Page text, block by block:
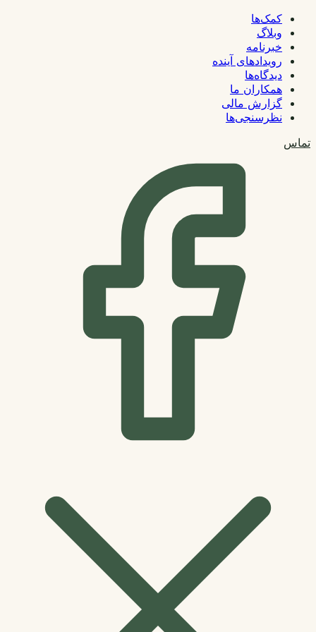
کمک‌ها
وبلاگ
خبرنامه
رویدادهای آینده
دیدگاه‌ها
همکاران ما
گزارش مالی
نظرسنجی‌ها
تماس